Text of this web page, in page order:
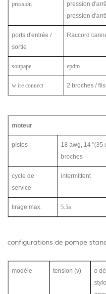
pression
pression
pression
ports d'entrée /
sortie
Raccord
soupape epdm
w ire connect 2 broches / fils
moteur
pistes
18 awg, 14 "(35
broches
cycle de
service
intermittent
tirage max. 5.5a
configurations de pompe
modèle tension (v) o